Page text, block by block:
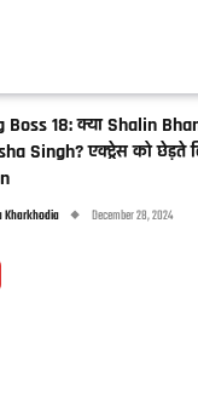
Boss 18: क्या Shalin
Singh? एक्ट्रेस को छेड़ते
Kharkhodia December 28, 2024